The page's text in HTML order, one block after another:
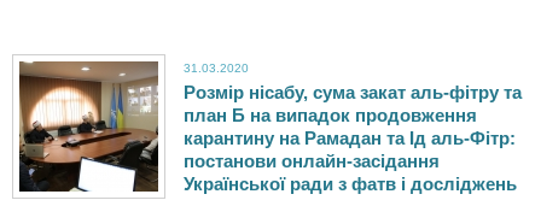
31.03.2020
Розмір нісабу, сума закат аль-фітру та
план Б на випадок продовження
карантину на Рамадан та Ід аль-Фітр:
постанови онлайн-засідання
Української ради з фатв і досліджень